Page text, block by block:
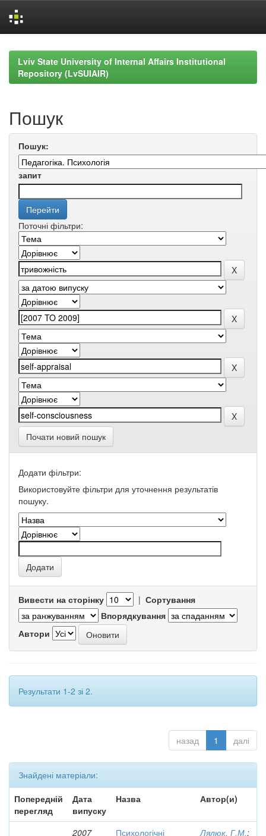
navigationLviv State University of Internal Affairs Institutional
Repository (LvSUIAIR)
Пошук
Пошук:
запит
Поточні фільтри:
Почати новий пошук
Додати фільтри:
Використовуйте фільтри для уточнення результатів
пошуку.
Вивести на сторінку | Сортування
Впорядкування
Автори
Результати 1-2 зі 2.
назад 1 далі
Знайдені матеріали:
Попередній
перегляд
Дата
випуску
Назва Автор(и)
2007
Психологічні
Лялюк, Г.М.;